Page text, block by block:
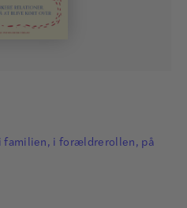
familien, i forældrerollen, på